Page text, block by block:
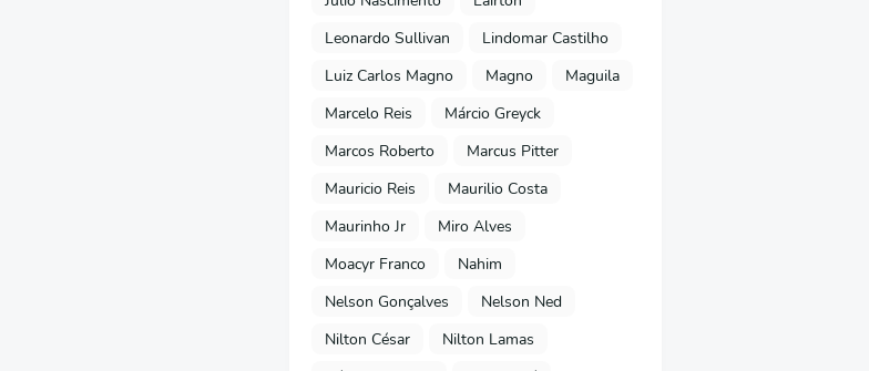
Leonardo Sullivan
Lindomar Castilho
Luiz Carlos Magno
Magno
Maguila
Marcelo Reis
Márcio Greyck
Marcos Roberto
Marcus Pitter
Mauricio Reis
Maurilio Costa
Maurinho Jr
Miro Alves
Moacyr Franco
Nahim
Nelson Gonçalves
Nelson Ned
Nilton César
Nilton Lamas